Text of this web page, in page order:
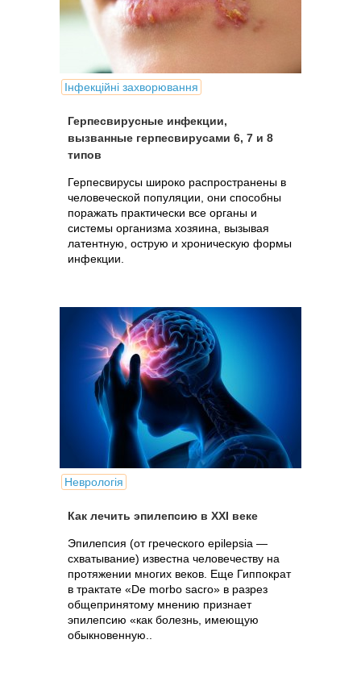
Інфекційні захворювання
Герпесвирусные инфекции,
вызванные герпесвирусами 6, 7 и 8
типов
Герпесвирусы широко распространены в
человеческой популяции, они способны
поражать практически все органы и
системы организма хозяина, вызывая
латентную, острую и хроническую формы
инфекции.
Неврологія
Как лечить эпилепсию в XXI веке
Эпилепсия (от греческого epilepsia —
схватывание) известна человечеству на
протяжении многих веков. Еще Гиппократ
в трактате «De morbo sacro» в разрез
общепринятому мнению признает
эпилепсию «как болезнь, имеющую
обыкновенную..